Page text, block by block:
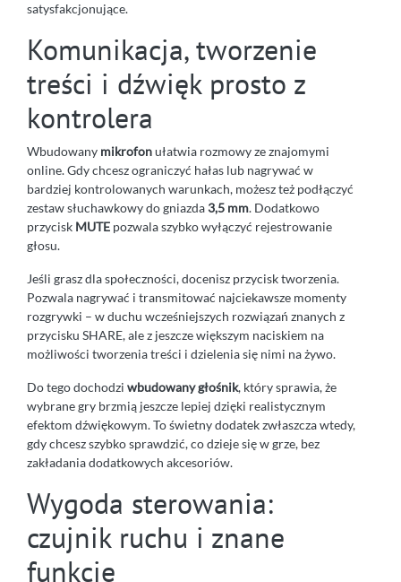
satysfakcjonujące.
Komunikacja, tworzenie
treści i dźwięk prosto z
kontrolera
Wbudowany mikrofonułatwia rozmowy ze znajomymi
online. Gdy chcesz ograniczyć hałas lub nagrywać w
bardziej kontrolowanych warunkach, możesz też podłączyć
zestaw słuchawkowy do gniazda3,5 mm. Dodatkowo
przycisk MUTE pozwala szybko wyłączyć rejestrowanie
głosu.
Jeśli grasz dla społeczności, docenisz przycisk tworzenia.
Pozwala nagrywać i transmitować najciekawsze momenty
rozgrywki – w duchu wcześniejszych rozwiązań znanych z
przycisku SHARE, ale z jeszcze większym naciskiem na
możliwości tworzenia treści i dzielenia się nimi na żywo.
Do tego dochodzi wbudowany głośnik, który sprawia, że
wybrane gry brzmią jeszcze lepiej dzięki realistycznym
efektom dźwiękowym. To świetny dodatek zwłaszcza wtedy,
gdy chcesz szybko sprawdzić, co dzieje się w grze, bez
zakładania dodatkowych akcesoriów.
Wygoda sterowania:
czujnik ruchu i znane
funkcje